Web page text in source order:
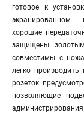
готовое к
экранированном
хорошие
защищены
совместимы с
легко
розеток
позволяющие